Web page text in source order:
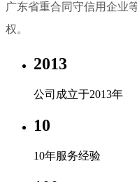
广东省重合同守信用企业
权。
2013
公司成立于2013年
10
10年服务经验